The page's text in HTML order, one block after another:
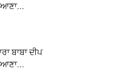
ਬਾਬਾ ਦੀਪ